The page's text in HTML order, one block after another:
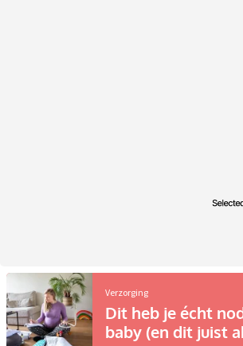
Verzorging
Dit heb je écht
baby (en dit juist